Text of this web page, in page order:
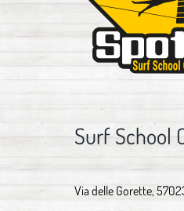
Surf School
Via delle Gorette,